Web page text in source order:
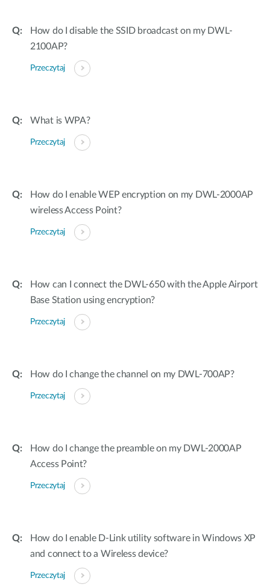
How do I disable the SSID broadcast on my DWL-
2100AP?
Przeczytaj
What is WPA?
Przeczytaj
How do I enable WEP encryption on my DWL-2000AP
wireless Access Point?
Przeczytaj
How can I connect the DWL-650 with the Apple Airport
Base Station using encryption?
Przeczytaj
How do I change the channel on my DWL-700AP?
Przeczytaj
How do I change the preamble on my DWL-2000AP
Access Point?
Przeczytaj
How do I enable D-Link utility software in Windows XP
and connect to a Wireless device?
Przeczytaj